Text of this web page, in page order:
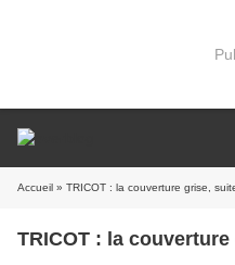
Accueil » TRICOT : la couverture grise,
TRICOT : la